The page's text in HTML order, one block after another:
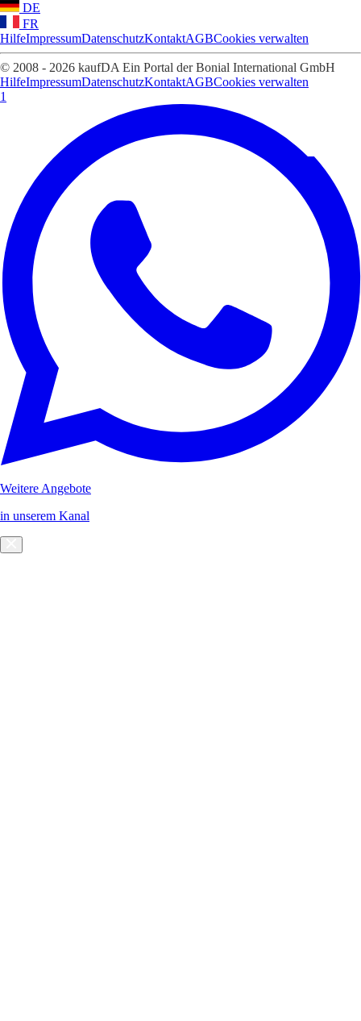
DE
FR
HilfeImpressumDatenschutzKontaktAGBCookies verwalten
© 2008 - 2026 kaufDA Ein Portal der Bonial International GmbH
HilfeImpressumDatenschutzKontaktAGBCookies verwalten
1
Weitere Angebote
in unserem Kanal